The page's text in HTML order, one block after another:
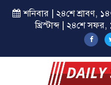
শনিবার | ২৪শে শ্রাবণ,
খ্রিস্টাব্দ | ২৪শে